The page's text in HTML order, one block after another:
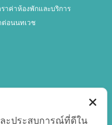
าค่าห้องพักและบริการ
ต่อนนทเวช
ะประสบการณ์ที่ดีใน